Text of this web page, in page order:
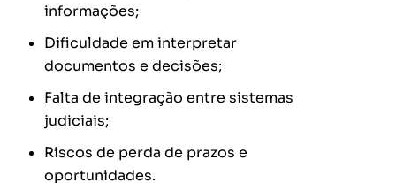
informações;
Dificuldade em interpretar
documentos e decisões;
Falta de integração entre sistemas
judiciais;
Riscos de perda de prazos e
oportunidades.